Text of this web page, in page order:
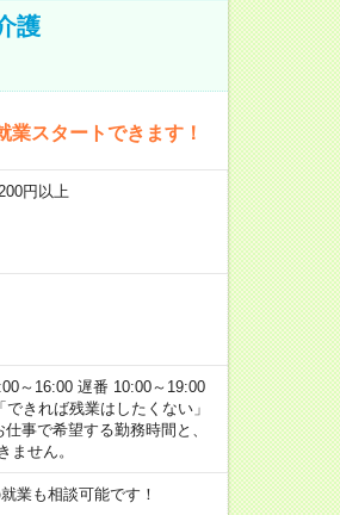
護
スタートできます！
円以上
～16:00 遅番 10:00～19:00
きれば残業はしたくない」
事で希望する勤務時間と、
せん。
業も相談可能です！